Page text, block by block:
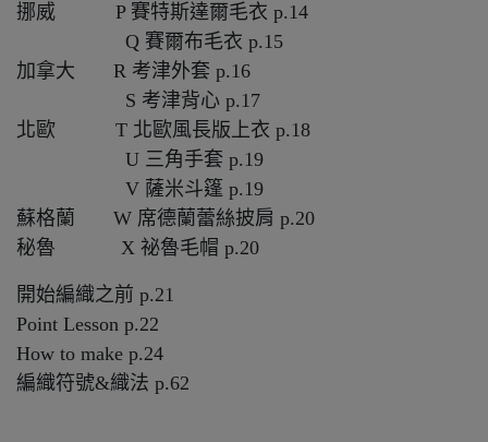
挪威 P 賽特斯達爾毛衣 p.14
Q 賽爾布毛衣 p.15
加拿大 R 考津外套 p.16
S 考津背心 p.17
北歐 T 北歐風長版上衣 p.18
U 三角手套 p.19
V 薩米斗篷 p.19
蘇格蘭 W 席德蘭蕾絲披肩 p.20
秘魯 X 祕魯毛帽 p.20
開始編織之前 p.21
Point Lesson p.22
How to make p.24
編織符號&織法 p.62